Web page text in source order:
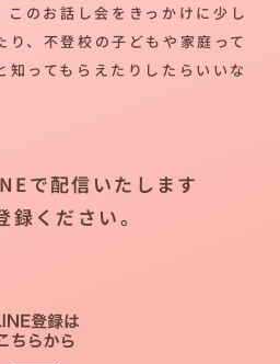
このお話し会をきっかけに少し
り、不登校の子どもや家庭って
知ってもらえたりしたらいいな
で配信いたします
録ください。